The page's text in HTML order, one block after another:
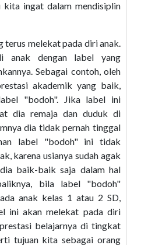
ingat dalam mendisiplin
terus melekat pada diri anak.
anak dengan label yang
Sebagai contoh, oleh
akademik yang baik,
"bodoh". Jika label ini
dia remaja dan duduk di
dia tidak pernah tinggal
label "bodoh" ini tidak
karena usianya sudah agak
baik-baik saja dalam hal
bila label "bodoh"
anak kelas 1 atau 2 SD,
ini akan melekat pada diri
belajarnya di tingkat
tujuan kita sebagai orang